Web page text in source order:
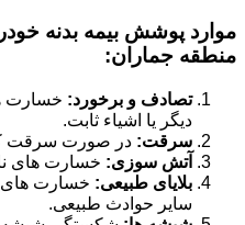
موارد پوشش بیمه بدنه
منطقه جماران:
تصادف و برخورد: خسارت
دیگر یا اشیاء ثابت.
سرقت: در صورت سرقت
آتش سوزی: خسارت های
بلایای طبیعی: خسارت های
سایر حوادث طبیعی.